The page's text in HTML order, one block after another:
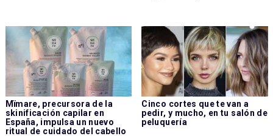
Mïmare, precursora de la
skinificación capilar en
España, impulsa un nuevo
ritual de cuidado del cabello
Cinco cortes que te van a
pedir, y mucho, en tu salón de
peluquería